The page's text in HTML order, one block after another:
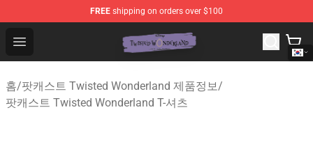
FREE shipping on orders over $100
Open menu
Twisted Wonderland Store - Official Twisted
홈/팟캐스트 Twisted Wonderland 제품정보/
팟캐스트 Twisted Wonderland T-셔츠